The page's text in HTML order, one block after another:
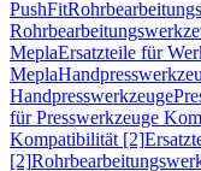
PushFit
MeplaErsatzteile für
Mepla
Handpresswerkzeuge
für Presswerkzeuge
Kompatibilität [2]
[2]